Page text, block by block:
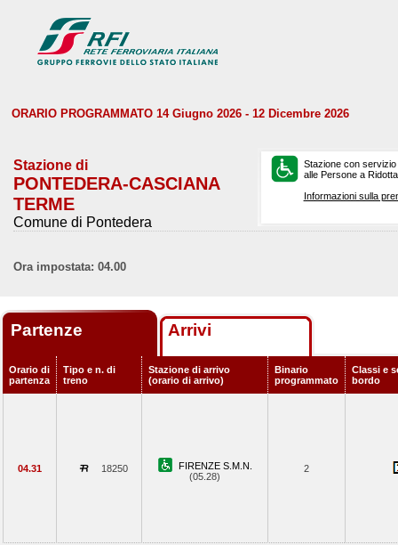
ORARIO PROGRAMMATO 14 Giugno 2026 - 12 Dicembre 2026
Stazione di
PONTEDERA-CASCIANA
TERME
Comune di Pontedera
Stazione con
alle Persone a
Informazioni sulla
Ora impostata: 04.00
Partenze Arrivi
Orario di
partenza
Tipo e n. di
treno
Stazione di arrivo
(orario di arrivo)
Binario
programmato
Classi e
bordo
04.31 18250
FIRENZE S.M.N.
(05.28)
2